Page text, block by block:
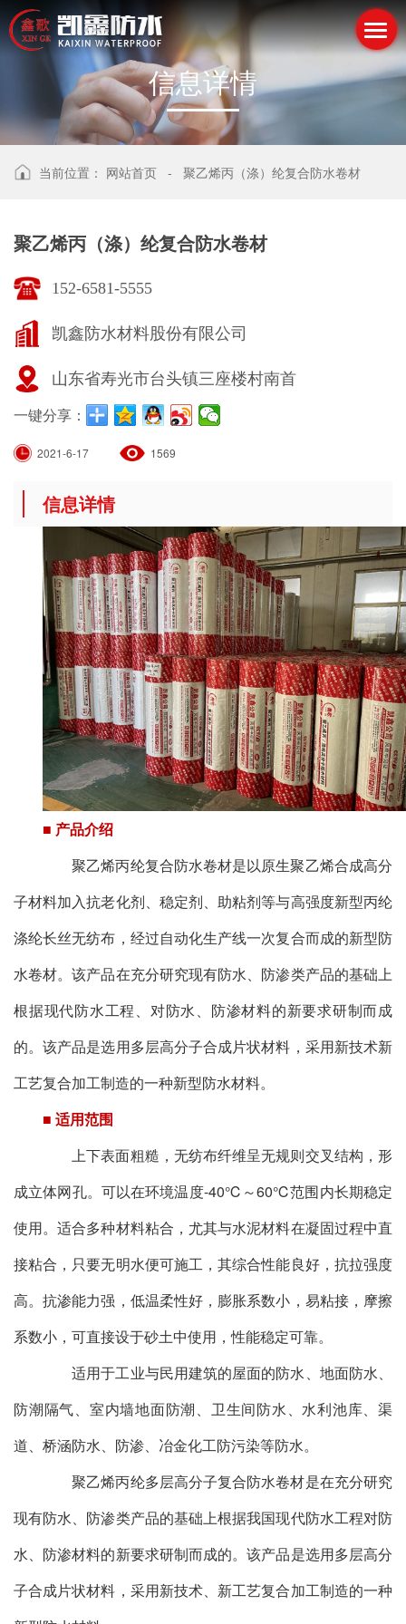
信息详情
当前位置： 网站首页 - 聚乙烯丙（涤）纶复合防水卷材
聚乙烯丙（涤）纶复合防水卷材
152-6581-5555
凯鑫防水材料股份有限公司
山东省寿光市台头镇三座楼村南首
一键分享：
2021-6-17 1569
信息详情
■ 产品介绍
聚乙烯丙纶复合防水卷材是以原生聚乙烯合成高分
子材料加入抗老化剂、稳定剂、助粘剂等与高强度新型丙纶
涤纶长丝无纺布，经过自动化生产线一次复合而成的新型防
水卷材。该产品在充分研究现有防水、防渗类产品的基础上
根据现代防水工程、对防水、防渗材料的新要求研制而成
的。该产品是选用多层高分子合成片状材料，采用新技术新
工艺复合加工制造的一种新型防水材料。
■ 适用范围
上下表面粗糙，无纺布纤维呈无规则交叉结构，形
成立体网孔。可以在环境温度-40℃～60℃范围内长期稳定
使用。适合多种材料粘合，尤其与水泥材料在凝固过程中直
接粘合，只要无明水便可施工，其综合性能良好，抗拉强度
高。抗渗能力强，低温柔性好，膨胀系数小，易粘接，摩擦
系数小，可直接设于砂土中使用，性能稳定可靠。
适用于工业与民用建筑的屋面的防水、地面防水、
防潮隔气、室内墙地面防潮、卫生间防水、水利池库、渠
道、桥涵防水、防渗、冶金化工防污染等防水。
聚乙烯丙纶多层高分子复合防水卷材是在充分研究
现有防水、防渗类产品的基础上根据我国现代防水工程对防
水、防渗材料的新要求研制而成的。该产品是选用多层高分
子合成片状材料，采用新技术、新工艺复合加工制造的一种